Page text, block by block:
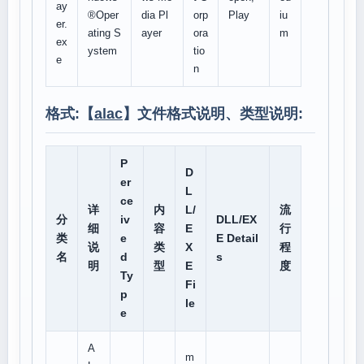
ay
er.
ex
e
®Oper
ating S
ystem
dia Pl
ayer
orp
ora
tio
n
Play
iu
m
格式:【alac】文件格式说明、类型说明:
分
类
名
详
细
说
明
P
er
ce
iv
e
d
Ty
p
e
内
容
类
型
D
L
L/
E
X
E
Fi
le
DLL/EX
E Detail
s
流
行
程
度
A
m